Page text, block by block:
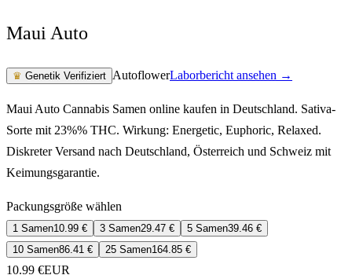
Maui Auto
♛ Genetik Verifiziert AutoflowerLaborbericht ansehen →
Maui Auto Cannabis Samen online kaufen in Deutschland. Sativa-
Sorte mit 23%% THC. Wirkung: Energetic, Euphoric, Relaxed.
Diskreter Versand nach Deutschland, Österreich und Schweiz mit
Keimungsgarantie.
Packungsgröße wählen
1 Samen10.99 € 3 Samen29.47 € 5 Samen39.46 €
10 Samen86.41 € 25 Samen164.85 €
10.99 €EUR